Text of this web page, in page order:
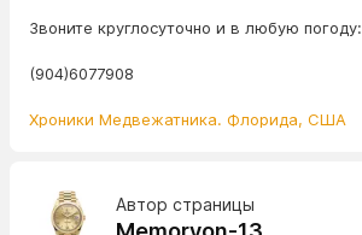
Звоните круглосуточно и в любую погоду:
(904)6077908
Хроники Медвежатника. Флорида, США
Автор страницы